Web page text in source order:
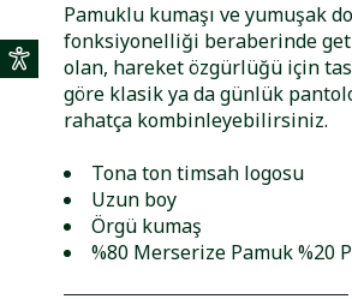
Pamuklu kumaşı ve yumuşak
fonksiyonelliği beraberinde
olan, hareket özgürlüğü için
göre klasik ya da günlük
rahatça kombinleyebilirsiniz.
Tona ton timsah logosu
Uzun boy
Örgü kumaş
%80 Merserize Pamuk %20